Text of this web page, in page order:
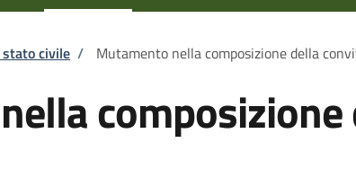
civile / Mutamento nella composizione della
composizione